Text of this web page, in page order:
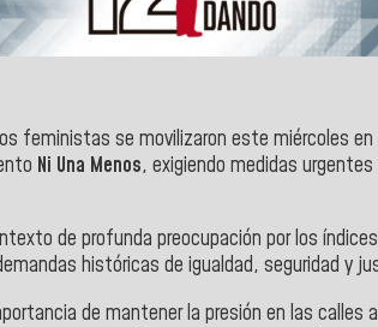
feministas se movilizaron este miércoles
Ni Una Menos, exigiendo medidas
de profunda preocupación por los
históricas de igualdad, seguridad y
de mantener la presión en las calles